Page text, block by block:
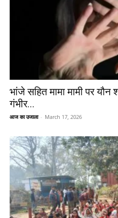
भांजे सहित मामा मामी पर
गंभीर...
आज का उजाला - March 17, 2026